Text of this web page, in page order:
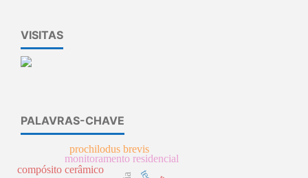
VISITAS
PALAVRAS-CHAVE
compósito cerâmico
monitoramento residencial
prochilodus brevis